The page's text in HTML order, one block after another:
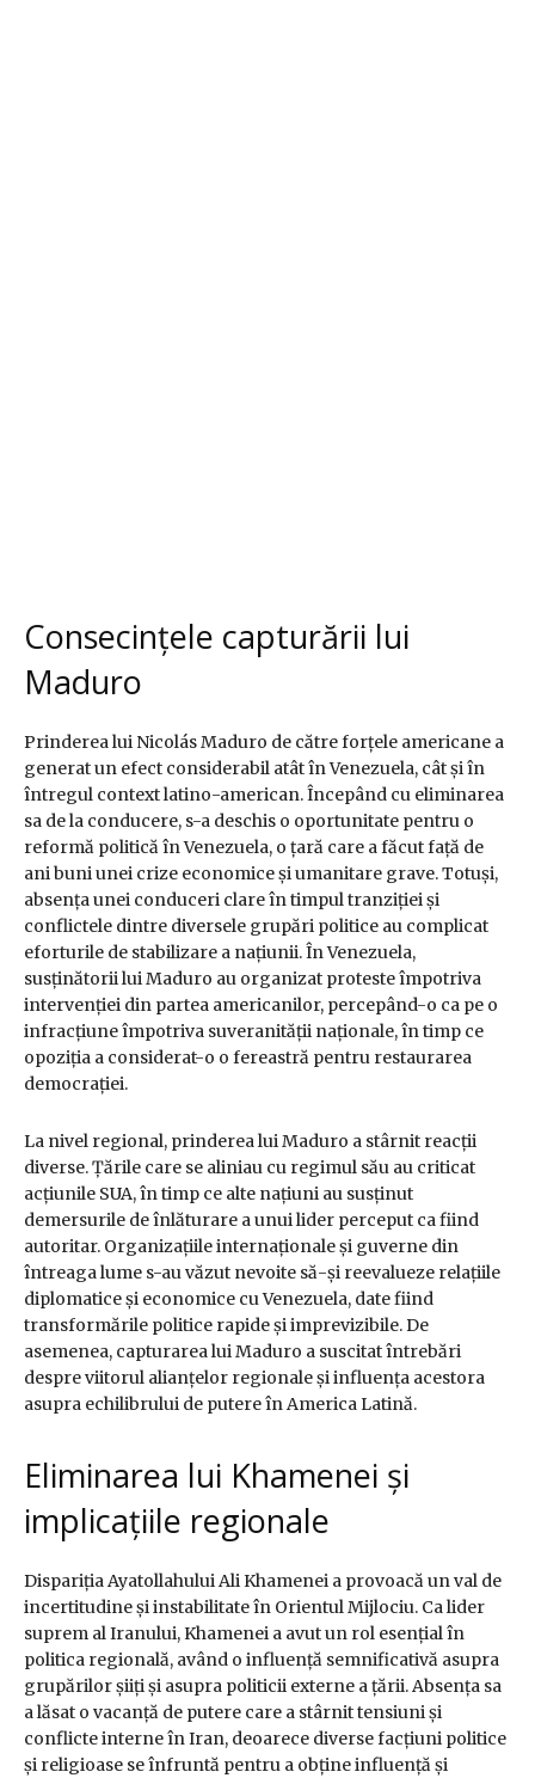
Consecințele capturării lui
Maduro
Prinderea lui Nicolás Maduro de către forțele americane a
generat un efect considerabil atât în Venezuela, cât și în
întregul context latino-american. Începând cu eliminarea
sa de la conducere, s-a deschis o oportunitate pentru o
reformă politică în Venezuela, o țară care a făcut față de
ani buni unei crize economice și umanitare grave. Totuși,
absența unei conduceri clare în timpul tranziției și
conflictele dintre diversele grupări politice au complicat
eforturile de stabilizare a națiunii. În Venezuela,
susținătorii lui Maduro au organizat proteste împotriva
intervenției din partea americanilor, percepând-o ca pe o
infracțiune împotriva suveranității naționale, în timp ce
opoziția a considerat-o o fereastră pentru restaurarea
democrației.
La nivel regional, prinderea lui Maduro a stârnit reacții
diverse. Țările care se aliniau cu regimul său au criticat
acțiunile SUA, în timp ce alte națiuni au susținut
demersurile de înlăturare a unui lider perceput ca fiind
autoritar. Organizațiile internaționale și guverne din
întreaga lume s-au văzut nevoite să-și reevalueze relațiile
diplomatice și economice cu Venezuela, date fiind
transformările politice rapide și imprevizibile. De
asemenea, capturarea lui Maduro a suscitat întrebări
despre viitorul alianțelor regionale și influența acestora
asupra echilibrului de putere în America Latină.
Eliminarea lui Khamenei și
implicațiile regionale
Dispariția Ayatollahului Ali Khamenei a provoacă un val de
incertitudine și instabilitate în Orientul Mijlociu. Ca lider
suprem al Iranului, Khamenei a avut un rol esențial în
politica regională, având o influență semnificativă asupra
grupărilor șiiți și asupra politicii externe a țării. Absența sa
a lăsat o vacanță de putere care a stârnit tensiuni și
conflicte interne în Iran, deoarece diverse facțiuni politice
și religioase se înfruntă pentru a obține influență și